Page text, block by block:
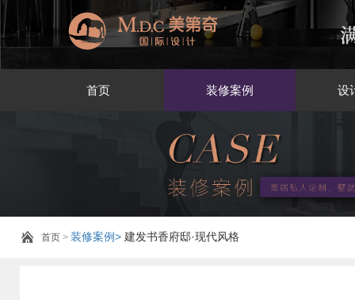
首页 装修案例 设
首页 > 装修案例> 建发书香府邸·现代风格